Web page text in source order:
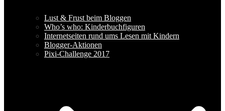
Lust & Frust beim Bloggen
Who’s who: Kinderbuchfiguren
Internetseiten rund ums Lesen mit Kindern
Blogger-Aktionen
Pixi-Challenge 2017